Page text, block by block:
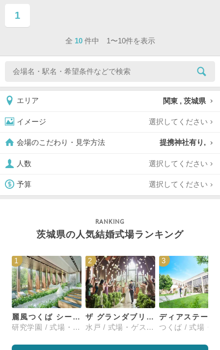
1
ページ目
全 10 件中 1〜10件を表示
エリア 関東 , 茨城県
イメージ 選択してください
会場のこだわり・見学方法 提携神社有り,
人数 選択してください
予算 選択してください
茨城県の人気結婚式場ランキング
1
麗風つくば シーズンズテラス
研究学園 / 式場・ゲストハウス
2
ザ グランダブリュー 水戸(THE GRANDW MITO）
水戸 / 式場・ゲストハウス
3